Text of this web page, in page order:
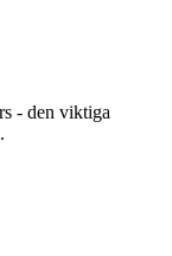
- den viktiga